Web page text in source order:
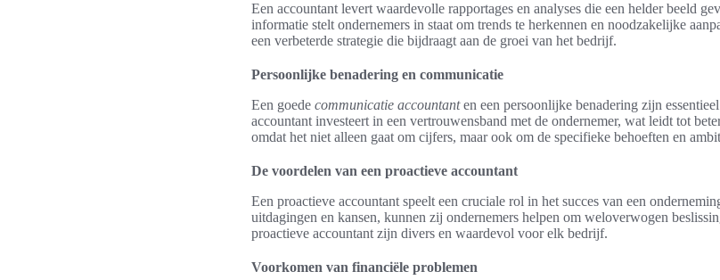
Een accountant levert waardevolle rapportages en analyses die een helder beeld
informatie stelt ondernemers in staat om trends te herkennen en noodzakelijke
een verbeterde strategie die bijdraagt aan de groei van het bedrijf.
Persoonlijke benadering en communicatie
Een goede communicatie accountanten een persoonlijke benadering zijn
accountant investeert in een vertrouwensband met de ondernemer, wat leidt tot
omdat het niet alleen gaat om cijfers, maar ook om de specifieke behoeften en
De voordelen van een proactieve accountant
Een proactieve accountant speelt een cruciale rol in het succes van een
uitdagingen en kansen, kunnen zij ondernemers helpen om weloverwogen
proactieve accountant zijn divers en waardevol voor elk bedrijf.
Voorkomen van financiële problemen